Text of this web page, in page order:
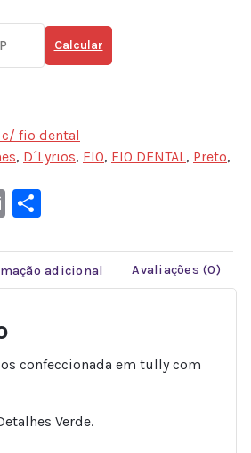
Calcular
fio dental
, D´Lyrios, FIO, FIO DENTAL , Preto,
Email
adicional Avaliações (0)
confeccionada em tully com
Verde.